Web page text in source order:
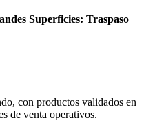
Superficies: Traspaso
con productos validados en
de venta operativos.